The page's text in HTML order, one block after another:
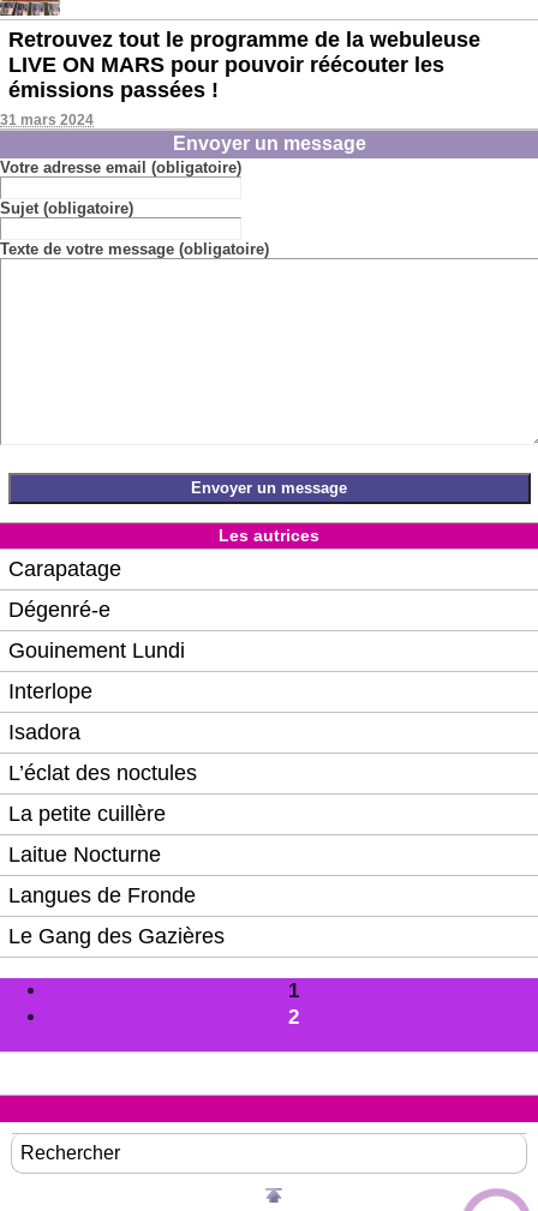
Retrouvez tout le programme de la webuleuse
LIVE ON MARS pour pouvoir réécouter les
émissions passées !
31 mars 2024
Envoyer un message
Votre adresse email (obligatoire)
Sujet (obligatoire)
Texte de votre message (obligatoire)
Les autrices
Carapatage
Dégenré-e
Gouinement Lundi
Interlope
Isadora
L’éclat des noctules
La petite cuillère
Laitue Nocturne
Langues de Fronde
Le Gang des Gazières
1
2
Rechercher